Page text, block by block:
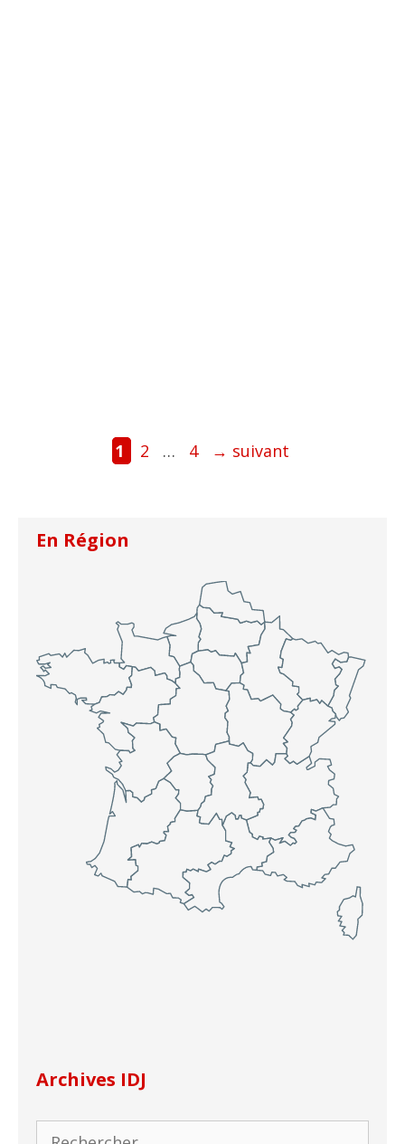
Page
1 Page
2 … Page
4 → suivant
En Région
Archives IDJ
Rechercher :